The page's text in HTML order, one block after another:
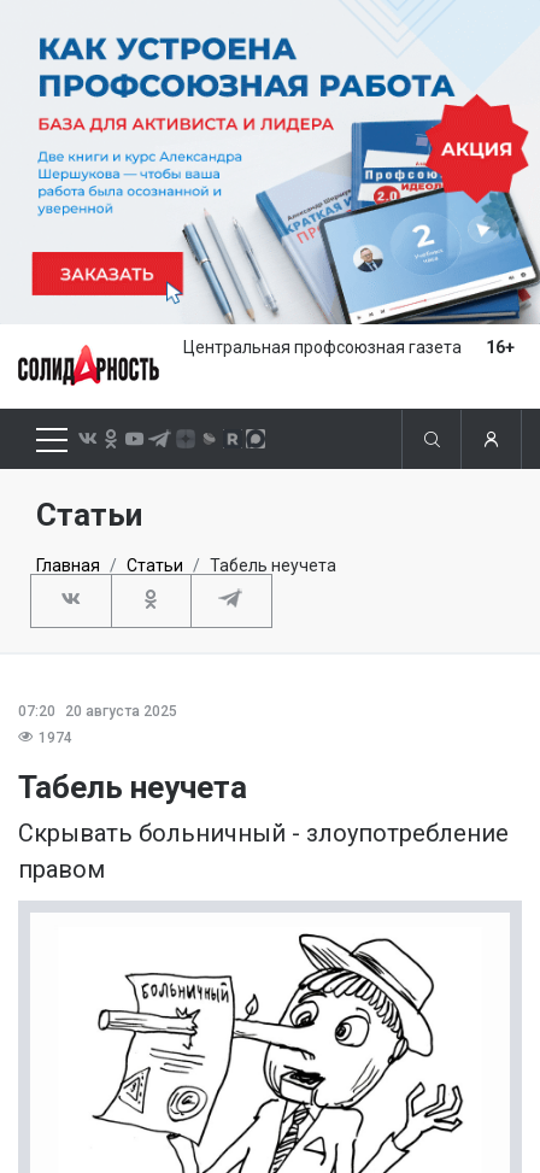
Центральная профсоюзная газета 16+
Статьи
Главная Статьи Табель неучета
07:20
20 августа 2025
1974
Табель неучета
Скрывать больничный - злоупотребление
правом